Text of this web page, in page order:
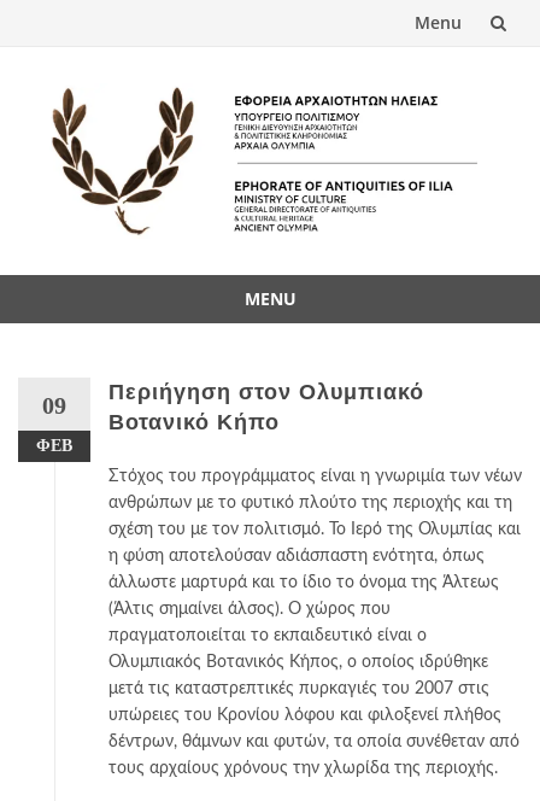
Menu
content
MENU
09
ΦΕΒ
Περιήγηση στον Ολυμπιακό
Βοτανικό Κήπο
Στόχος του προγράμματος είναι η γνωριμία των νέων
ανθρώπων με το φυτικό πλούτο της περιοχής και τη
σχέση του με τον πολιτισμό. Το Ιερό της Ολυμπίας και
η φύση αποτελούσαν αδιάσπαστη ενότητα, όπως
άλλωστε μαρτυρά και το ίδιο το όνομα της Άλτεως
(Άλτις σημαίνει άλσος). Ο χώρος που
πραγματοποιείται το εκπαιδευτικό είναι ο
Ολυμπιακός Βοτανικός Κήπος, ο οποίος ιδρύθηκε
μετά τις καταστρεπτικές πυρκαγιές του 2007 στις
υπώρειες του Κρονίου λόφου και φιλοξενεί πλήθος
δέντρων, θάμνων και φυτών, τα οποία συνέθεταν από
τους αρχαίους χρόνους την χλωρίδα της περιοχής.